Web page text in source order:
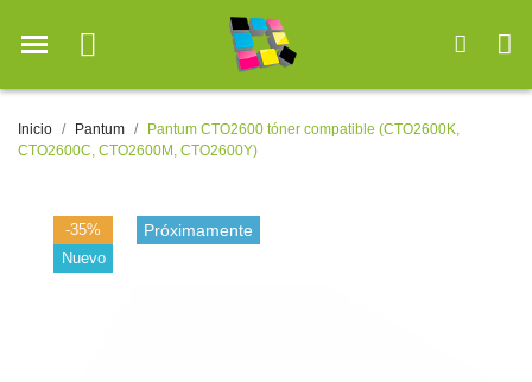
Inicio Pantum
Pantum CTO2600 tóner compatible (CTO2600K,
CTO2600C, CTO2600M, CTO2600Y)
-35%
Nuevo
Próximamente